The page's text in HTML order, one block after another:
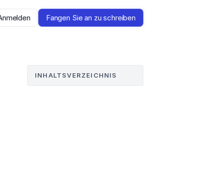
Fangen Sie an zu schreiben
INHALTSVERZEICHNIS